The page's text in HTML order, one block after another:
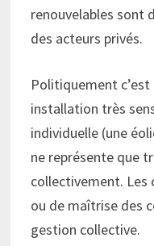
renouvelables sont
des acteurs privés.
Politiquement
installation très
individuelle (une
ne représente que
collectivement. Les
ou de maîtrise des
gestion collective.